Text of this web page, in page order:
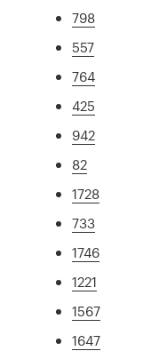
798
557
764
425
942
82
1728
733
1746
1221
1567
1647